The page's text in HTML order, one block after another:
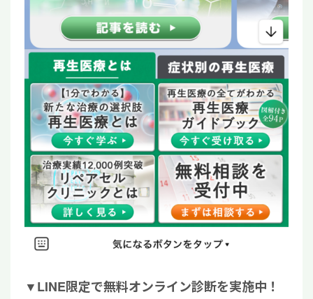
▼LINE限定で無料オンライン診断を実施中！